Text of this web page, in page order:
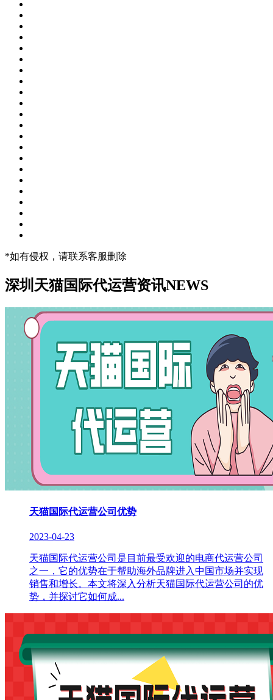
*如有侵权，请联系客服删除
深圳天猫国际代运营资讯NEWS
天猫国际代运营公司优势
2023-04-23
天猫国际代运营公司是目前最受欢迎的电商代运营公司
之一，它的优势在于帮助海外品牌进入中国市场并实现
销售和增长。本文将深入分析天猫国际代运营公司的优
势，并探讨它如何成...